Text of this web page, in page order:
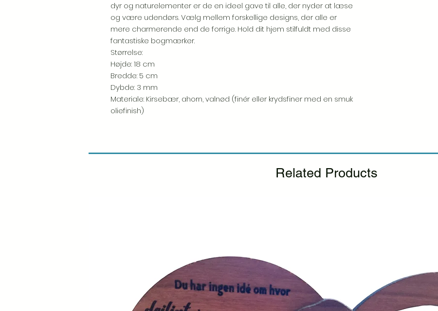
dyr og naturelementer er de en ideel gave til alle, der nyder at læse
og være udendørs. Vælg mellem forskellige designs, der alle er
mere charmerende end de forrige. Hold dit hjem stilfuldt med disse
fantastiske bogmærker.
Størrelse:
Højde: 18 cm
Bredde: 5 cm
Dybde: 3 mm
Materiale: Kirsebær, ahorn, valnød (finér eller krydsfiner med en smuk
oliefinish)
Related Products